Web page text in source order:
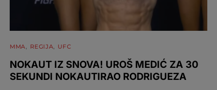
MMA REGIJA UFC
NOKAUT IZ SNOVA! UROŠ MEDIĆ ZA 30
SEKUNDI NOKAUTIRAO RODRIGUEZA